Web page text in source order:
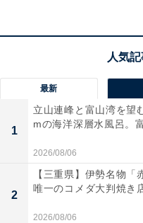
そして、もう1つが4月21
星野リゾート（以下、
星野リゾートの星野佳
者発表会で「“泊まって
ることが私たちのテーマ
最新
1
立山連峰と富山湾を望
mの海洋深層水風呂。
2026/08/06
2
【三重県】伊勢名物「
唯一のコメダ大判焼き
2026/08/06